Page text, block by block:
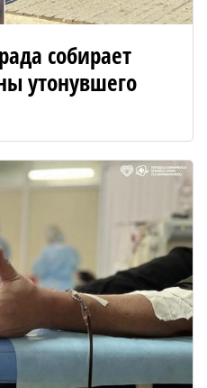
собирает
утонувшего